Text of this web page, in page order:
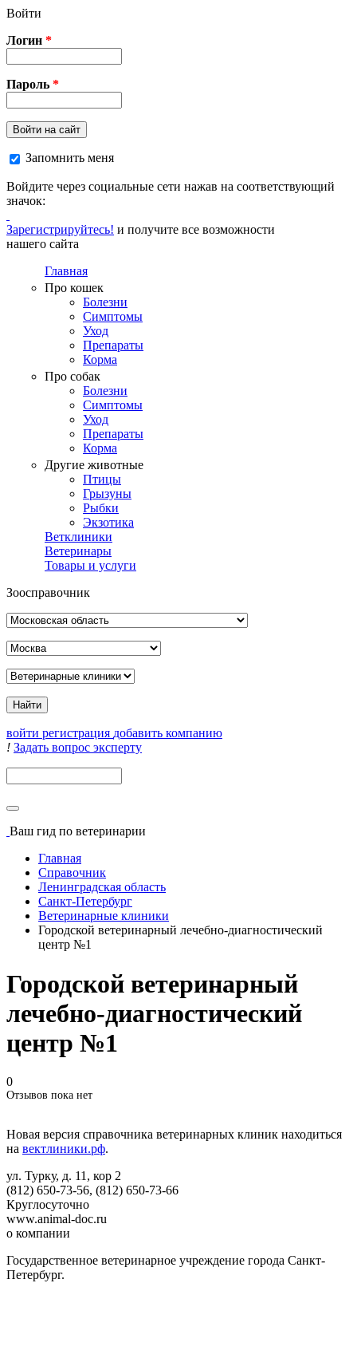
Перейти к основному содержанию
Войти
Логин *
Пароль *
Войти на сайт
Запомнить меня
Войдите через социальные сети нажав на соответствующий
значок:
Зарегистрируйтесь! и получите все возможности
нашего сайта
Главная
Про кошек
Болезни
Симптомы
Уход
Препараты
Корма
Про собак
Болезни
Симптомы
Уход
Препараты
Корма
Другие животные
Птицы
Грызуны
Рыбки
Экзотика
Ветклиники
Ветеринары
Товары и услуги
Зоосправочник
войти регистрация добавить компанию
! Задать вопрос эксперту
Ваш гид по ветеринарии
Главная
Справочник
Ленинградская область
Санкт-Петербург
Ветеринарные клиники
Городской ветеринарный лечебно-диагностический
центр №1
Городской ветеринарный
лечебно-диагностический
центр №1
0
Отзывов пока нет
Новая версия справочника ветеринарных клиник находиться
на вектлиники.рф.
ул. Турку, д. 11, кор 2
(812) 650-73-56, (812) 650-73-66
Круглосуточно
www.animal-doc.ru
о компании
Государственное ветеринарное учреждение города Санкт-
Петербург.